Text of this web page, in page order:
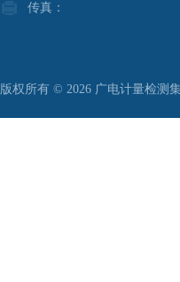
传真：
版权所有 © 2026 广电计量检测